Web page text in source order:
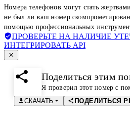
Номера телефонов могут стать
не был ли ваш номер
помощью профессиональных
ПРОВЕРЬТЕ НА НАЛИЧИЕ
ИНТЕГРИРОВАТЬ API
Поделиться этим
Я проверил этот номер с
СКАЧАТЬ
ПОДЕЛИТЬСЯ